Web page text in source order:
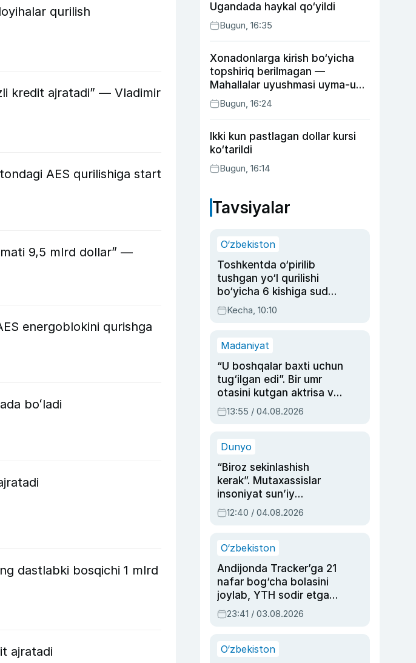
qurilish
kredit ajratadi” — Vladimir
AES qurilishiga start
9,5 mlrd dollar” —
energoblokini qurishga
boʻladi
dastlabki bosqichi 1 mlrd
ajratadi
Ugandada haykal qo‘yildi
Bugun, 16:35
Xonadonlarga kirish bo‘yicha
topshiriq berilmagan —
Mahallalar uyushmasi uyma-uy
yurgan mas’ullar haqida
Bugun, 16:24
Ikki kun pastlagan dollar kursi
ko‘tarildi
Bugun, 16:14
Tavsiyalar
O‘zbekiston
Toshkentda o‘pirilib
tushgan yo‘l qurilishi
bo‘yicha 6 kishiga sud
hukmi o‘qildi
Kecha, 10:10
Madaniyat
“U boshqalar baxti uchun
tug‘ilgan edi”. Bir umr
otasini kutgan aktrisa va
dublyaj ustasi Rimma
Ahmedovaning
13:55 / 04.08.2026
Dunyo
“Biroz sekinlashish
kerak”. Mutaxassislar
insoniyat sun’iy
intellektni boshqara
olmay qolishidan xavotir
12:40 / 04.08.2026
O‘zbekiston
Andijonda Tracker’ga 21
nafar bog‘cha bolasini
joylab, YTH sodir etgan
ayolga sud hukmi o‘qildi
23:41 / 03.08.2026
O‘zbekiston